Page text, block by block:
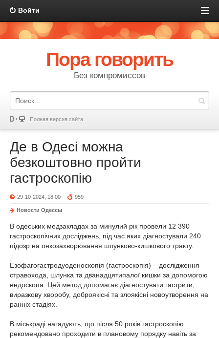
Войти
Пора говорить
Без компромиссов
Полная версия сайта
Де в Одесі можна
безкоштовно пройти
гастроскопію
29-10-2024, 18:00 959
Новости Одессы
В одеських медзакладах за минулий рік провели 12 390
гастроскопічних досліджень, під час яких діагностували 240
підозр на онкозахворювання шлунково-кишкового тракту.
Езофагогастродуоденоскопія (гастроскопія) – дослідження
стравохода, шлунка та дванадцятипалої кишки за допомогою
ендоскопа. Цей метод допомагає діагностувати гастрити,
виразкову хворобу, доброякісні та злоякісні новоутворення на
ранніх стадіях.
В міськраді нагадують, що після 50 років гастроскопію
рекомендовано проходити в плановому порядку навіть за